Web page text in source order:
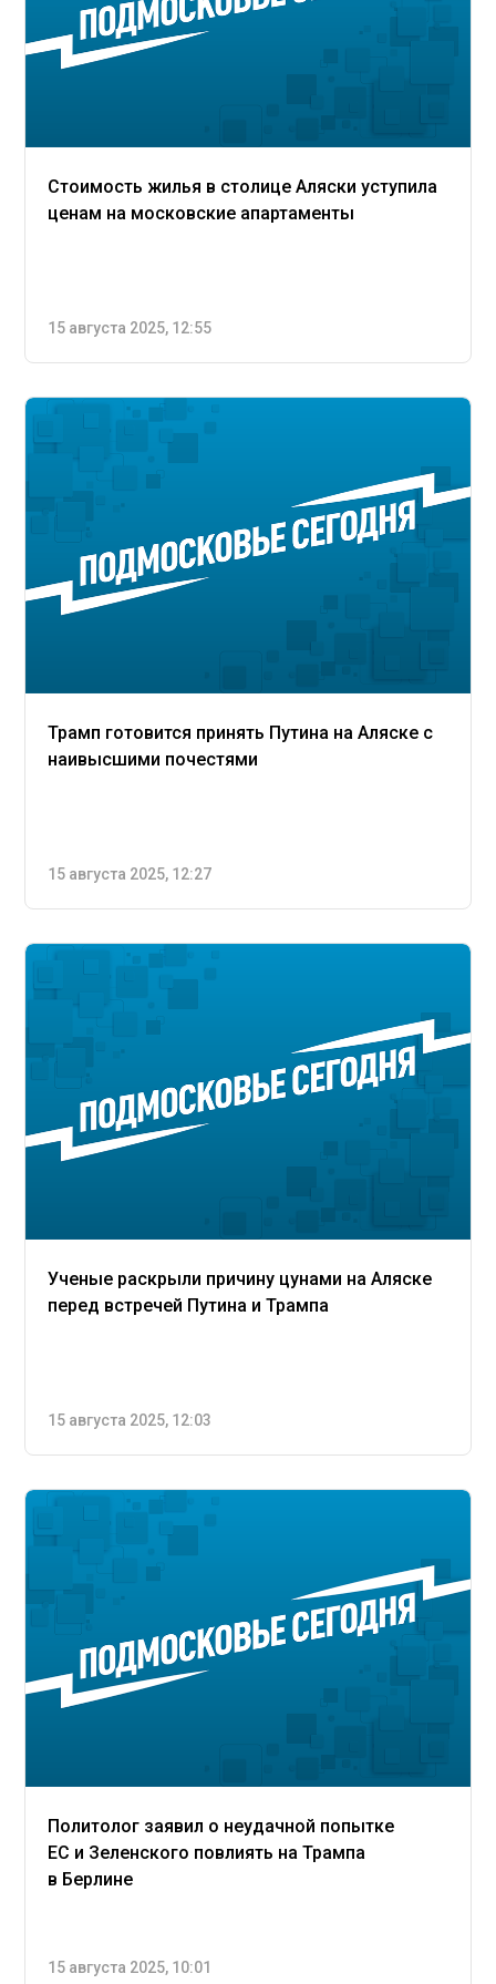
Стоимость жилья в столице Аляски уступила
ценам на московские апартаменты
15 августа 2025, 12:55
Трамп готовится принять Путина на Аляске с
наивысшими почестями
15 августа 2025, 12:27
Ученые раскрыли причину цунами на Аляске
перед встречей Путина и Трампа
15 августа 2025, 12:03
Политолог заявил о неудачной попытке
ЕС и Зеленского повлиять на Трампа
в Берлине
15 августа 2025, 10:01